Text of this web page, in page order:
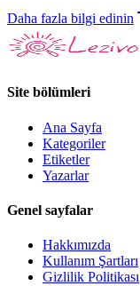
Daha fazla bilgi edinin
Site bölümleri
Ana Sayfa
Kategoriler
Etiketler
Yazarlar
Genel sayfalar
Hakkımızda
Kullanım Şartları
Gizlilik Politikası